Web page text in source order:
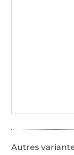
Autres